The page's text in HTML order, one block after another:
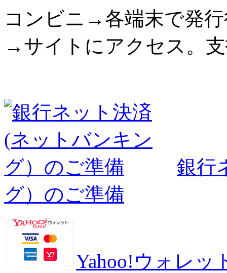
コンビニ→各端末で発
→サイトにアクセス。
銀行
グ）のご準備
Yahoo!ウォレッ